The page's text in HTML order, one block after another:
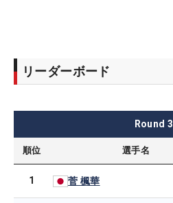
リーダーボード
Round 3
順位 選手名
1 菅 楓華